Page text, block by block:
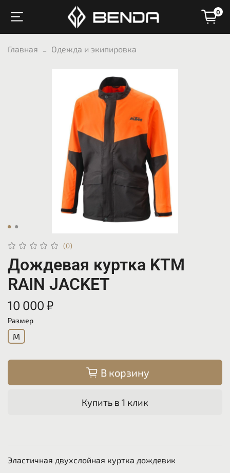
0
Главная Одежда и экипировка
(0)
Дождевая куртка KTM
RAIN JACKET
10 000 ₽
Размер
M
В корзину
Купить в 1 клик
Эластичная двухслойная куртка дождевик